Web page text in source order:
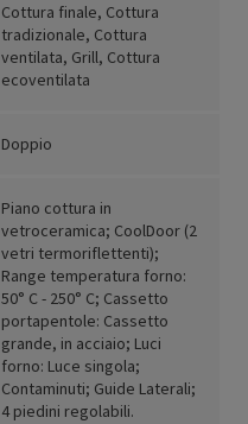
Cottura finale, Cottura
tradizionale, Cottura
ventilata, Grill, Cottura
ecoventilata
Doppio
Piano cottura in
vetroceramica; CoolDoor (2
vetri termoriflettenti);
Range temperatura forno:
50° C - 250° C; Cassetto
portapentole: Cassetto
grande, in acciaio; Luci
forno: Luce singola;
Contaminuti; Guide Laterali;
4 piedini regolabili.